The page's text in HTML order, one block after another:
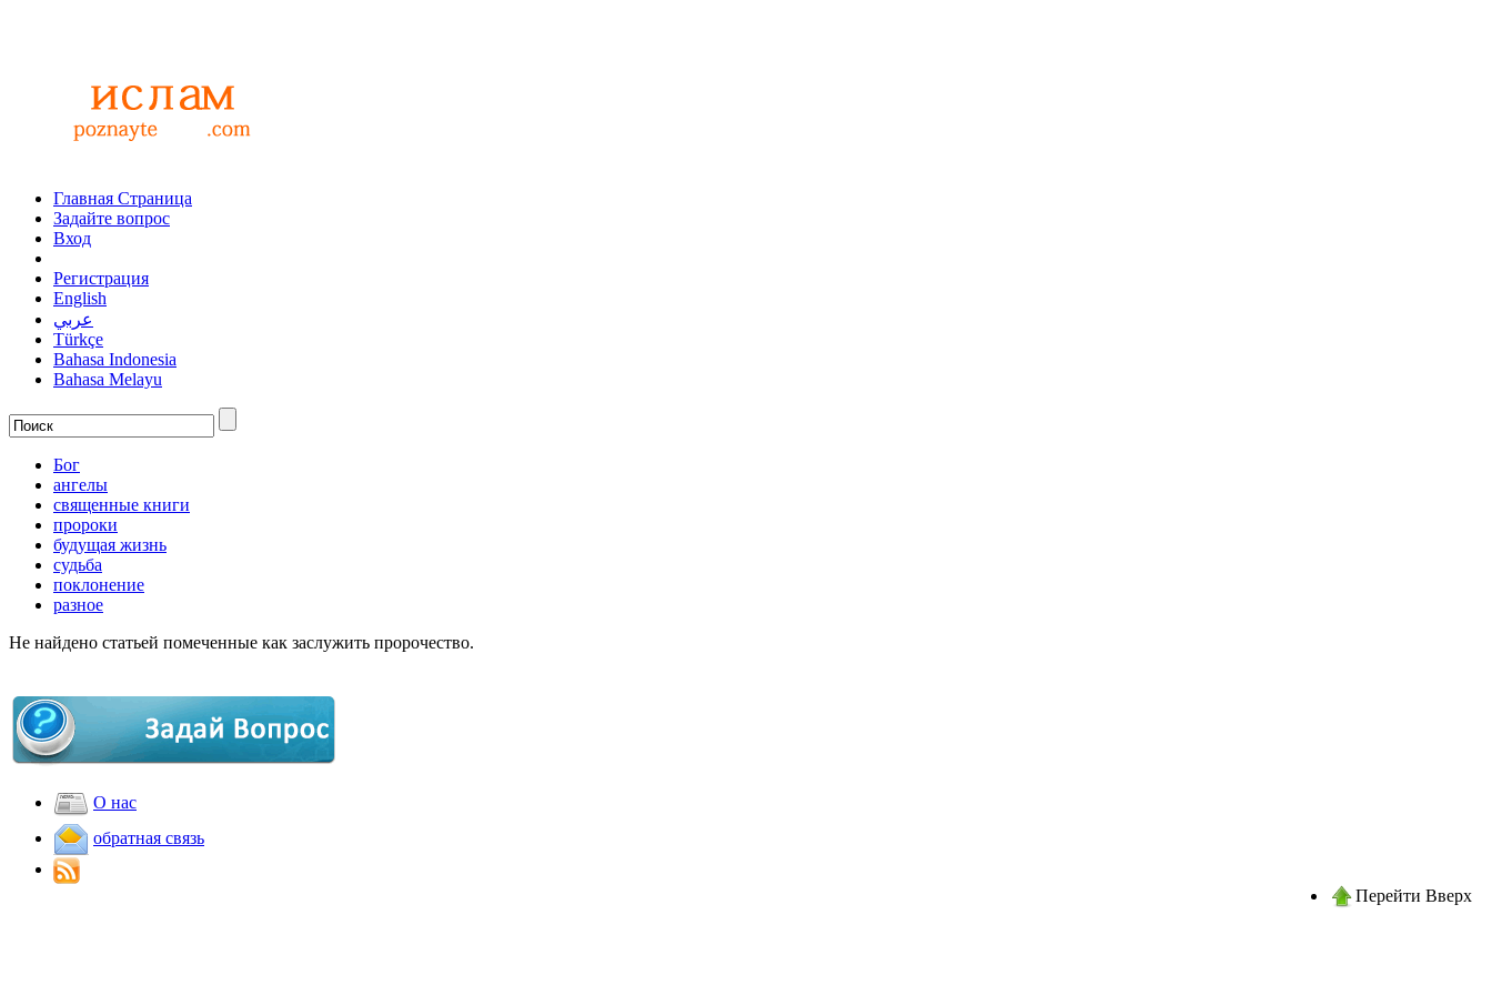
Главная Страница
Задайте вопрос
Вход
Регистрация
English
عربي
Türkçe
Bahasa Indonesia
Bahasa Melayu
Бог
ангелы
священные книги
пророки
будущая жизнь
судьба
поклонение
разное
Не найдено статьей помеченные как заслужить пророчество.
О нас
обратная связь
Перейти Вверх